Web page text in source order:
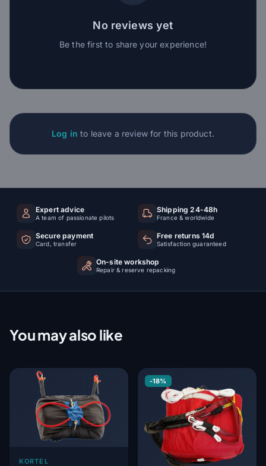
No reviews yet
Be the first to share your experience!
Log in to leave a review for this product.
Expert advice
A team of passionate pilots
Shipping 24-48h
France & worldwide
Secure payment
Card, transfer
Free returns 14d
Satisfaction guaranteed
On-site workshop
Repair & reserve repacking
You may also like
KORTEL
-18%